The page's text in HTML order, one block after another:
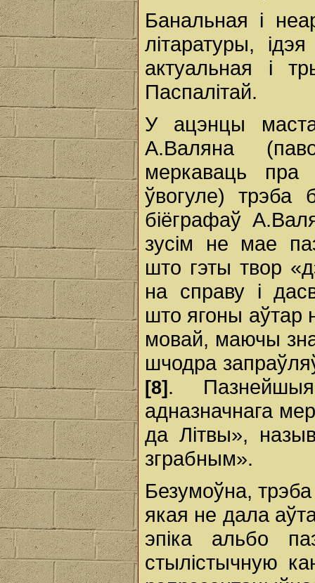
Банальная i
літаратуры,
актуальная i
Паспалітай.
У ацэнцы
А.Валяна
меркаваць пра
ўвогуле)
біёграфаў
зусім не мае
што гэты твор
на справу i
што ягоны аўтар
мовай, маючы
шчодра
[8] .
адназначнага
да Літвы»,
зграбным».
Безумоўна,
якая не дала
эпіка альбо
стылістычную